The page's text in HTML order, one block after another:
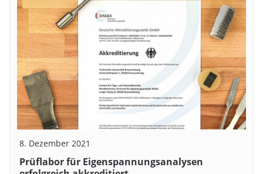
8. Dezember 2021
Prüflabor für Eigenspannungsanalysen